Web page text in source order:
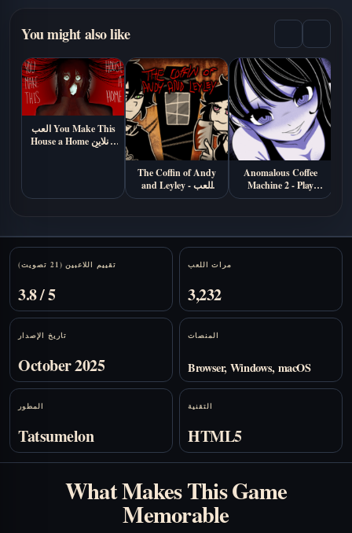
You might also like
العب You Make This
House a Home أونلاين
The Coffin of Andy
and Leyley - العب
أونلاين
Anomalous Coffee
Machine 2 - Play
Online Free
Stats
تقييم اللاعبين (21 تصويت)
3.8 / 5
مرات اللعب
3,232
تاريخ الإصدار
October 2025
المنصات
Browser, Windows, macOS
المطور
Tatsumelon
التقنية
HTML5
What Makes This Game
Memorable